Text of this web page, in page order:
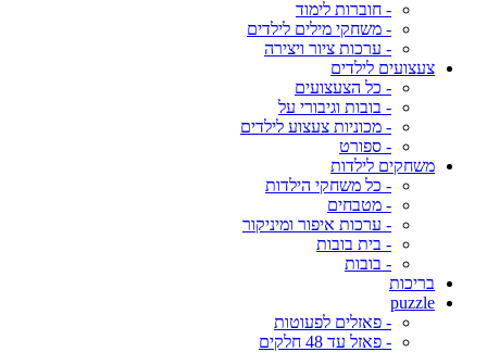
- חוברות לימוד
- משחקי מילים לילדים
- ערכות ציור ויצירה
צעצועים לילדים
- כל הצעצועים
- בובות וגיבורי על
- מכוניות צעצוע לילדים
- ספורט
משחקים לילדות
- כל משחקי הילדות
- מטבחים
- ערכות איפור ומיניקור
- בית בובות
- בובות
בריכות
puzzle
- פאזלים לפעוטות
- פאזל עד 48 חלקים